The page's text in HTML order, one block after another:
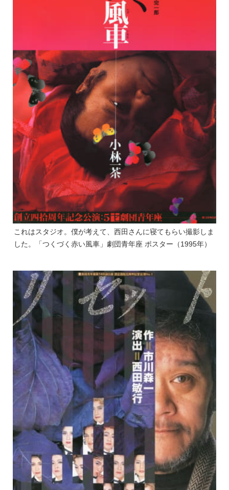
これはスタジオ。僕が考えて、西田さんに寝てもらい撮影しま
した。「つくづく赤い風車」劇団青年座 ポスター（1995年）